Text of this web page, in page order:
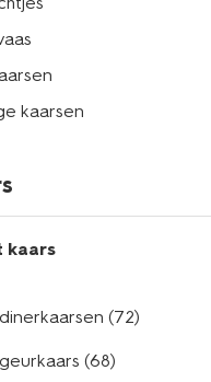
kaarsen
kaars
dinerkaarsen (72)
geurkaars (68)